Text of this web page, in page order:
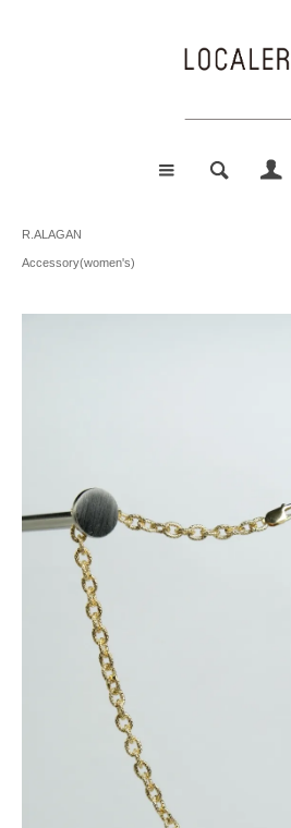
R.ALAGAN
Accessory(women's)